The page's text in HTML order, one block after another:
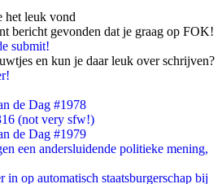
het leuk vond
bericht gevonden dat je graag op FOK!
submit!
en kun je daar leuk over schrijven?
de Dag #1978
(not very sfw!)
de Dag #1979
een andersluidende politieke mening,
in op automatisch staatsburgerschap bij